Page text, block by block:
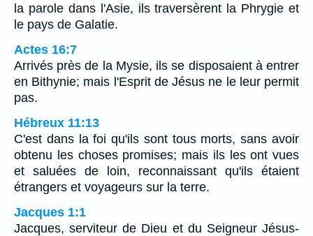
la parole dans l'Asie, ils traversèrent la Phrygie et
le pays de Galatie.
Actes 16:7
Arrivés près de la Mysie, ils se disposaient à entrer
en Bithynie; mais l'Esprit de Jésus ne le leur permit
pas.
Hébreux 11:13
C'est dans la foi qu'ils sont tous morts, sans avoir
obtenu les choses promises; mais ils les ont vues
et saluées de loin, reconnaissant qu'ils étaient
étrangers et voyageurs sur la terre.
Jacques 1:1
Jacques, serviteur de Dieu et du Seigneur Jésus-